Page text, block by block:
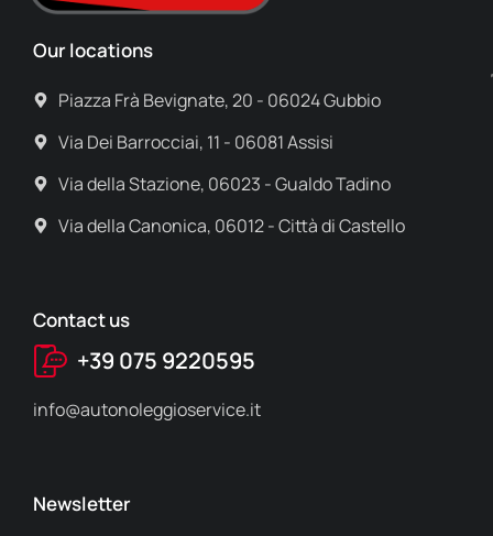
Our locations
Piazza Frà Bevignate, 20 - 06024 Gubbio
Via Dei Barrocciai, 11 - 06081 Assisi
Via della Stazione, 06023 - Gualdo Tadino
Via della Canonica, 06012 - Città di Castello
Contact us
+39 075 9220595
info@autonoleggioservice.it
Newsletter